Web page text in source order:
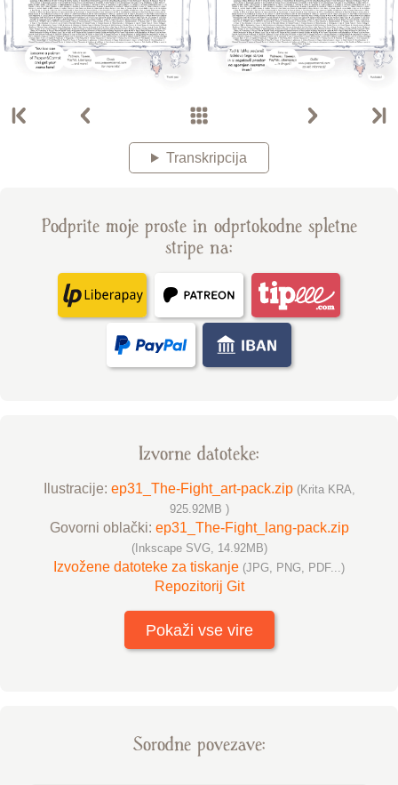
Transkripcija
Podprite moje proste in odprtokodne spletne
stripe na:
Izvorne datoteke:
Ilustracije: ep31_The-Fight_art-pack.zip (Krita KRA,
925.92MB )
Govorni oblački: ep31_The-Fight_lang-pack.zip
(Inkscape SVG, 14.92MB)
Izvožene datoteke za tiskanje (JPG, PNG, PDF...)
Repozitorij Git
Pokaži vse vire
Sorodne povezave: